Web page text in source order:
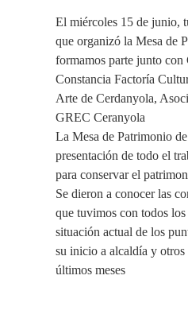
El miércoles 15 de junio,
que organizó la Mesa de
formamos parte junto
Constancia Factoría
Arte de Cerdanyola,
GREC Ceranyola
La Mesa de Patrimonio
presentación de todo el
para conservar el
Se dieron a conocer las
que tuvimos con todos
situación actual de los
su inicio a alcaldía y
últimos meses